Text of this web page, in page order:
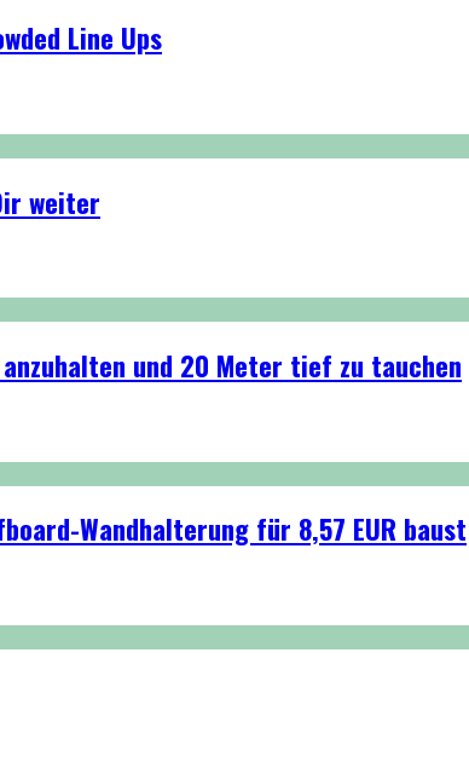
Line Ups
weiter
und 20 Meter tief zu tauchen
Wandhalterung für 8,57 EUR baust